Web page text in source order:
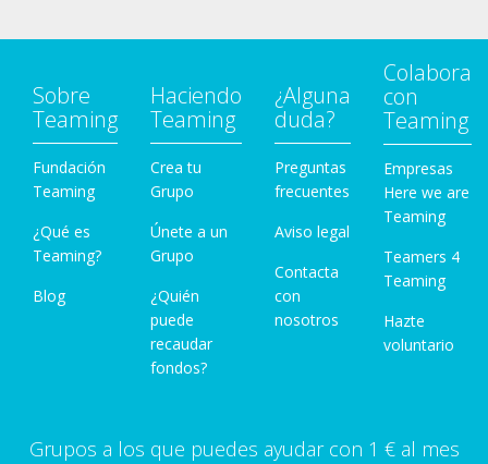
Sobre
Teaming
Fundación
Teaming
¿Qué es
Teaming?
Blog
Haciendo
Teaming
Crea tu
Grupo
Únete a un
Grupo
¿Quién
puede
recaudar
fondos?
¿Alguna
duda?
Preguntas
frecuentes
Aviso legal
Contacta
con
nosotros
Colabora
con
Teaming
Empresas
Here we are
Teaming
Teamers 4
Teaming
Hazte
voluntario
Grupos a los que puedes ayudar con 1 € al mes